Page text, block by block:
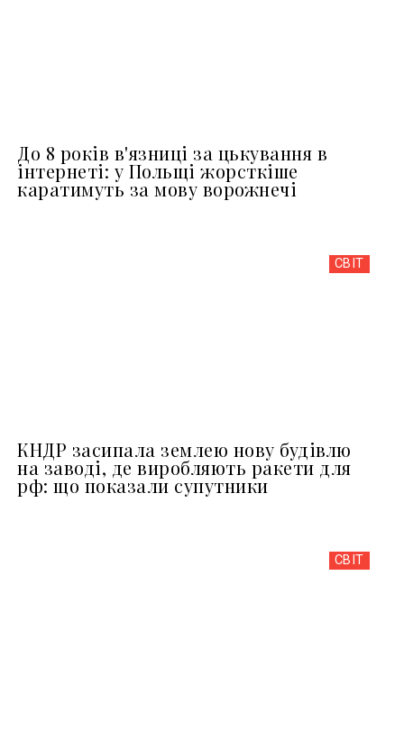
До 8 років в'язниці за цькування в
інтернеті: у Польщі жорсткіше
каратимуть за мову ворожнечі
СВІТ
КНДР засипала землею нову будівлю
на заводі, де виробляють ракети для
рф: що показали супутники
СВІТ